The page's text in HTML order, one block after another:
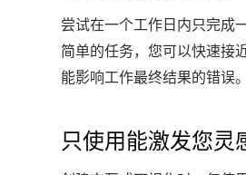
尝试在一个工作日内只完成
简单的任务，您可以快速接
能影响工作最终结果的错误。
只使用能激发您灵